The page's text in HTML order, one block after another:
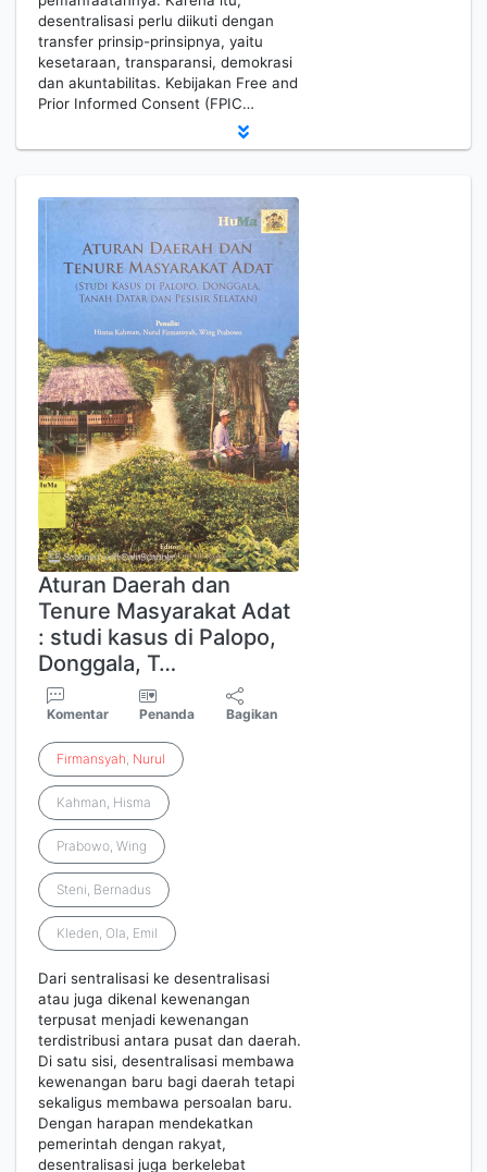
desentralisasi perlu diikuti dengan
transfer prinsip-prinsipnya, yaitu
kesetaraan, transparansi, demokrasi
dan akuntabilitas. Kebijakan Free and
Prior Informed Consent (FPIC…
Aturan Daerah dan
Tenure Masyarakat Adat
: studi kasus di Palopo,
Donggala, T…
Komentar Penanda Bagikan
Firmansyah, Nurul
Kahman, Hisma
Prabowo, Wing
Steni, Bernadus
Kleden, Ola, Emil
Dari sentralisasi ke desentralisasi
atau juga dikenal kewenangan
terpusat menjadi kewenangan
terdistribusi antara pusat dan daerah.
Di satu sisi, desentralisasi membawa
kewenangan baru bagi daerah tetapi
sekaligus membawa persoalan baru.
Dengan harapan mendekatkan
pemerintah dengan rakyat,
desentralisasi juga berkelebat